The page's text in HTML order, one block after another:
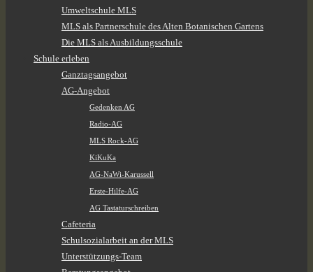
Umweltschule MLS
MLS als Partnerschule des Alten Botanischen Gartens
Die MLS als Ausbildungsschule
Schule erleben
Ganztagsangebot
AG-Angebot
Gedenken AG
Radio-AG
MLS Rock-AG
KiKuKa
AG-NaWi-Karussell
Erste-Hilfe-AG
AG Tastaturschreiben
Cafeteria
Schulsozialarbeit an der MLS
Unterstützungs-Team